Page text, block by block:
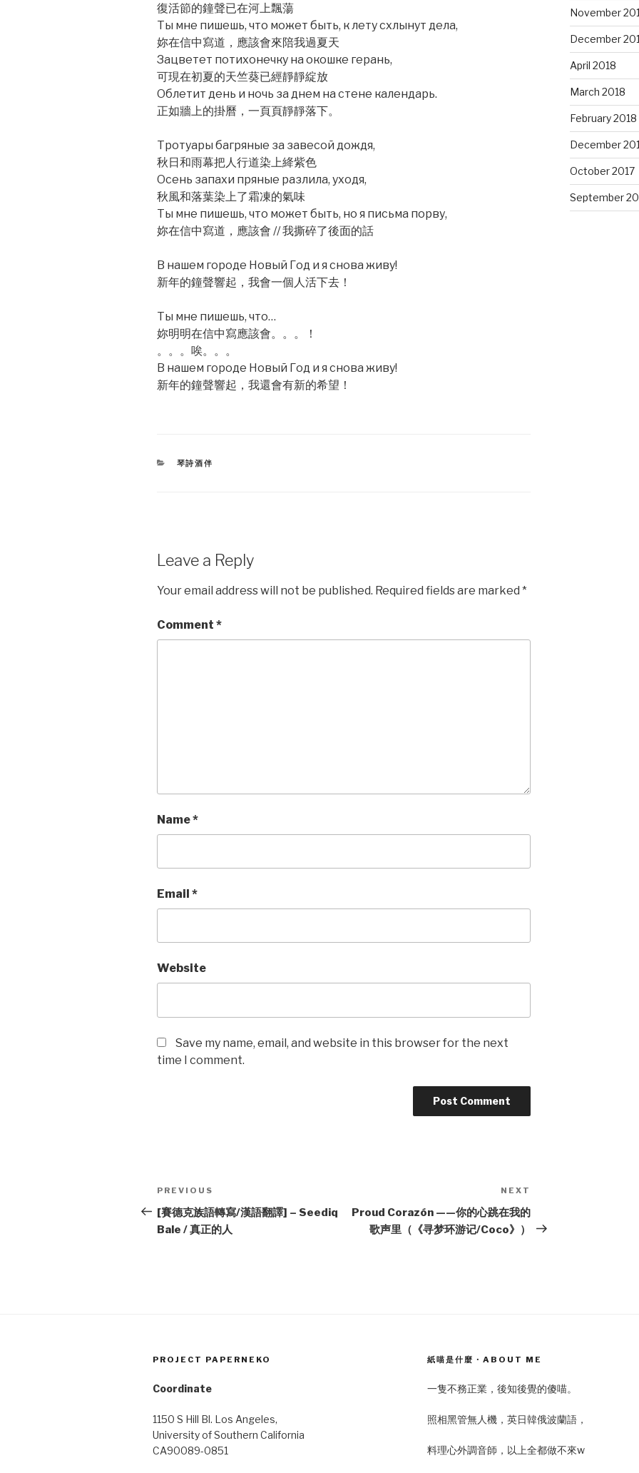
復活節的鐘聲已在河上飄蕩
Ты мне пишешь, что может быть, к лету схлынут дела,
妳在信中寫道，應該會來陪我過夏天
Зацветет потихонечку на окошке герань,
可現在初夏的天竺葵已經靜靜綻放
Облетит день и ночь за днем на стене календарь.
正如牆上的掛曆，一頁頁靜靜落下。
Тротуары багряные за завесой дождя,
秋日和雨幕把人行道染上絳紫色
Осень запахи пряные разлила, уходя,
秋風和落葉染上了霜凍的氣味
Ты мне пишешь, что может быть, но я письма порву,
妳在信中寫道，應該會 // 我撕碎了後面的話
В нашем городе Новый Год и я снова живу!
新年的鐘聲響起，我會一個人活下去！
Ты мне пишешь, что…
妳明明在信中寫應該會。。。！
。。。唉。。。
В нашем городе Новый Год и я снова живу!
新年的鐘聲響起，我還會有新的希望！
CATEGORIES
琴詩酒伴
Leave a Reply
Your email address will not be published. Required fields are marked *
Comment *
Name*
Email *
Website
Save my name, email, and website in this browser for the next
time I comment.
Post
navigation
Previous
Post
PREVIOUS
[賽德克族語轉寫/漢語翻譯] – Seediq
Bale / 真正的人
Post
NEXT
Proud Corazón ——你的心跳在我的
歌声里（《寻梦环游记/Coco》）
November
December
April 2018
March 2018
February 2018
December
October 2017
September
PROJECT PAPERNEKO
Coordinate
1150 S Hill Bl. Los Angeles,
University of Southern California
CA90089-0851
紙喵是什麼・ABOUT ME
一隻不務正業，後知後覺的傻喵。
照相黑管無人機，英日韓俄波蘭語，
料理心外調音師，以上全都做不來w